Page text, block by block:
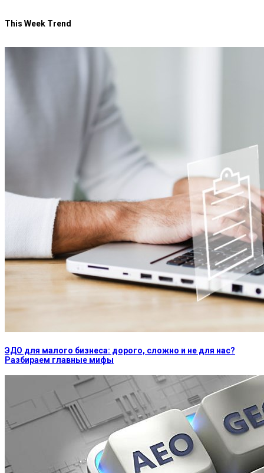
This Week Trend
ЭДО для малого бизнеса: дорого, сложно и не для нас?
Разбираем главные мифы